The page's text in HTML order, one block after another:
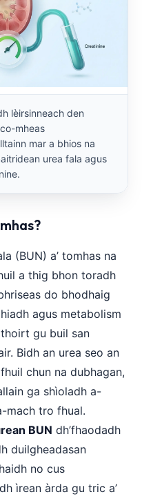
lèirsinneach den
mheas
mar a bhios na
urea fala agus
(BUN) a’ tomhas na
a thig bhon toradh
do bhodhaig
agus metabolism
gu buil san
Bidh an urea seo an
chun na dubhagan,
ga shìoladh a-
mach tro fhual.
BUN dh’fhaodadh
duilgheadasan
no cus
ìrean àrda gu tric a’